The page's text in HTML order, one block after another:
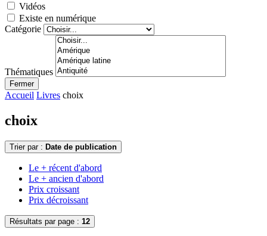
Vidéos
Existe en numérique
Catégorie
Thématiques
Fermer
Accueil Livres choix
choix
Trier par : Date de publication
Le + récent d'abord
Le + ancien d'abord
Prix croissant
Prix décroissant
Résultats par page : 12